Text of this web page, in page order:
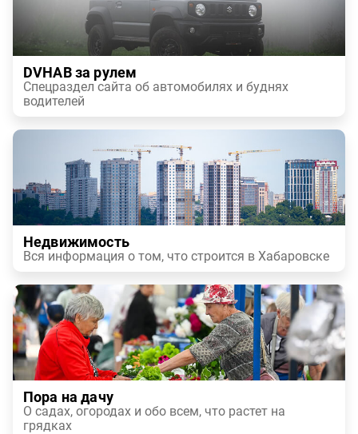
DVHAB за рулем
Спецраздел сайта об автомобилях и буднях
водителей
Недвижимость
Вся информация о том, что строится в Хабаровске
Пора на дачу
О садах, огородах и обо всем, что растет на
грядках